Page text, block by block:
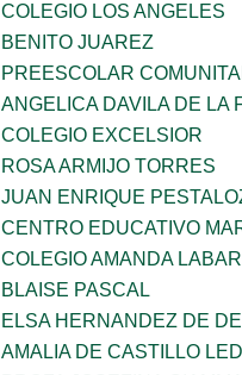
COLEGIO LOS ANGELES
BENITO JUAREZ
PREESCOLAR
ANGELICA DAVILA DE LA
COLEGIO EXCELSIOR
ROSA ARMIJO TORRES
JUAN ENRIQUE
CENTRO EDUCATIVO
COLEGIO AMANDA
BLAISE PASCAL
ELSA HERNANDEZ DE
AMALIA DE CASTILLO